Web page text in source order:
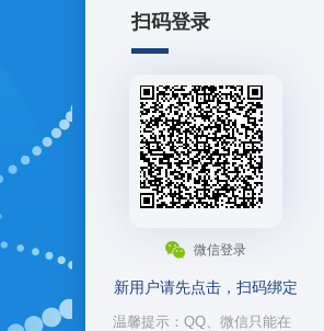
扫码登录
微信登录
新用户请先点击，扫码绑定
温馨提示：QQ、微信只能在